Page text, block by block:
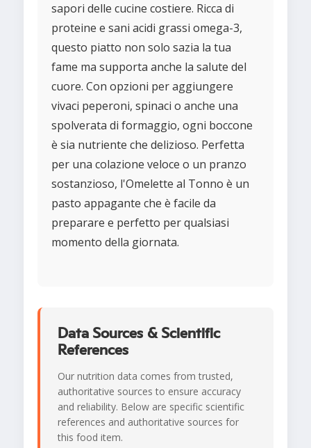
sapori delle cucine costiere. Ricca di
proteine e sani acidi grassi omega-3,
questo piatto non solo sazia la tua
fame ma supporta anche la salute del
cuore. Con opzioni per aggiungere
vivaci peperoni, spinaci o anche una
spolverata di formaggio, ogni boccone
è sia nutriente che delizioso. Perfetta
per una colazione veloce o un pranzo
sostanzioso, l'Omelette al Tonno è un
pasto appagante che è facile da
preparare e perfetto per qualsiasi
momento della giornata.
Data Sources & Scientific
References
Our nutrition data comes from trusted,
authoritative sources to ensure accuracy
and reliability. Below are specific scientific
references and authoritative sources for
this food item.